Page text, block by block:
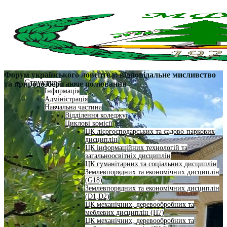
Структура
Інформація
Адміністрація
Навчальна частина
Відділення коледжу
Циклові комісії
ЦК лісогосподарських та садово-паркових
дисциплін
ЦК інформаційних технологій та
загальноосвітніх дисциплін
ЦК гуманітарних та соціальних дисциплін
Землевпорядних та економічних дисциплін
(G18)
Землевпорядних та економічних дисциплін
(D1,D2)
ЦК механічних, деревообробних та
меблевих дисциплін (H7)
ЦК механічних, деревообробних та
Форум українського ловецтва: відповідальне мисливство
та природозберігаюче полювання